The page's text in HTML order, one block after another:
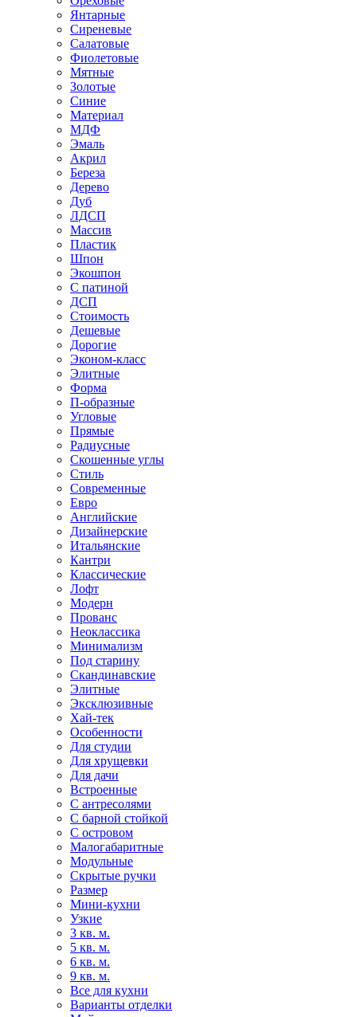
Янтарные
Сиреневые
Салатовые
Фиолетовые
Мятные
Золотые
Синие
Материал
МДФ
Эмаль
Акрил
Береза
Дерево
Дуб
ЛДСП
Массив
Пластик
Шпон
Экошпон
С патиной
ДСП
Стоимость
Дешевые
Дорогие
Эконом-класс
Элитные
Форма
П-образные
Угловые
Прямые
Радиусные
Скошенные углы
Стиль
Современные
Евро
Английские
Дизайнерские
Итальянские
Кантри
Классические
Лофт
Модерн
Прованс
Неоклассика
Минимализм
Под старину
Скандинавские
Элитные
Эксклюзивные
Хай-тек
Особенности
Для студии
Для хрущевки
Для дачи
Встроенные
С антресолями
С барной стойкой
С островом
Малогабаритные
Модульные
Скрытые ручки
Размер
Мини-кухни
Узкие
3 кв. м.
5 кв. м.
6 кв. м.
9 кв. м.
Все для кухни
Варианты отделки